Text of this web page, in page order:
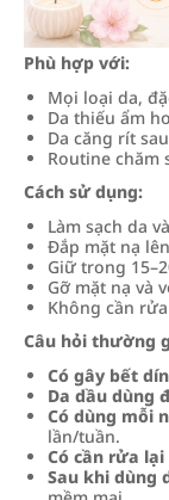
Phù hợp với:
Mọi loại da,
Da thiếu ẩm
Da căng rít
Routine chăm
Cách sử dụng:
Làm sạch da
Đắp mặt nạ
Giữ trong
Gỡ mặt nạ và
Không cần
Câu hỏi thường
Có gây bết
Da dầu dùng
Có dùng mỗi
lần/tuần.
Có cần rửa lại
Sau khi dùng